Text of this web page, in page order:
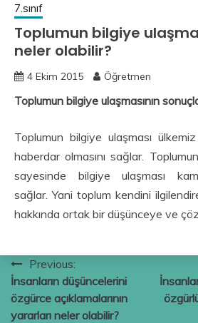
7.sınıf
Toplumun bilgiye
neler olabilir?
4 Ekim 2015 Öğretmen
Toplumun bilgiye ulaşmasının
Toplumun bilgiye ulaşması
haberdar olmasını sağlar.
sayesinde bilgiye ulaşması
sağlar. Yani toplum kendini
hakkında ortak bir düşünceye ve
Yazı
gezinmesi
Previous:
İnsanların düşüncelerini
özgürce açıklamalarının
yararları neler olabilir?